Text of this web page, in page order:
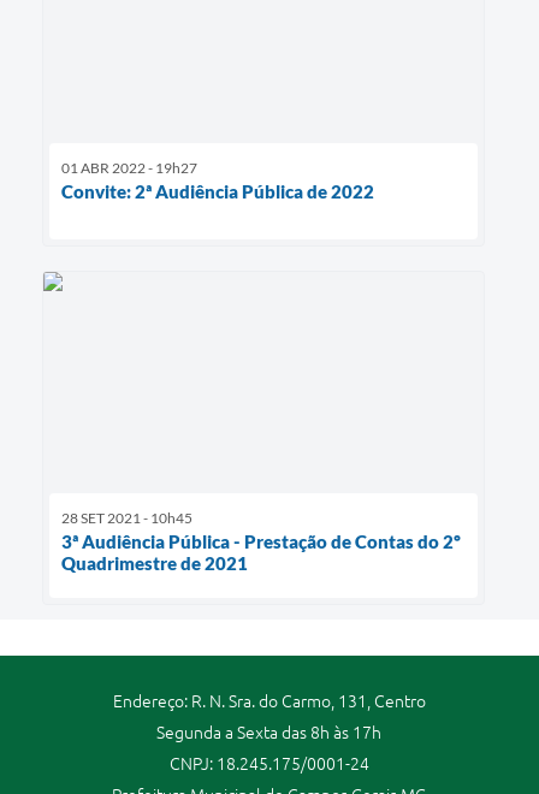
01 ABR 2022 - 19h27
Convite: 2ª Audiência Pública de 2022
28 SET 2021 - 10h45
3ª Audiência Pública - Prestação de Contas do 2º
Quadrimestre de 2021
Endereço: R. N. Sra. do Carmo, 131, Centro
Segunda a Sexta das 8h às 17h
CNPJ: 18.245.175/0001-24